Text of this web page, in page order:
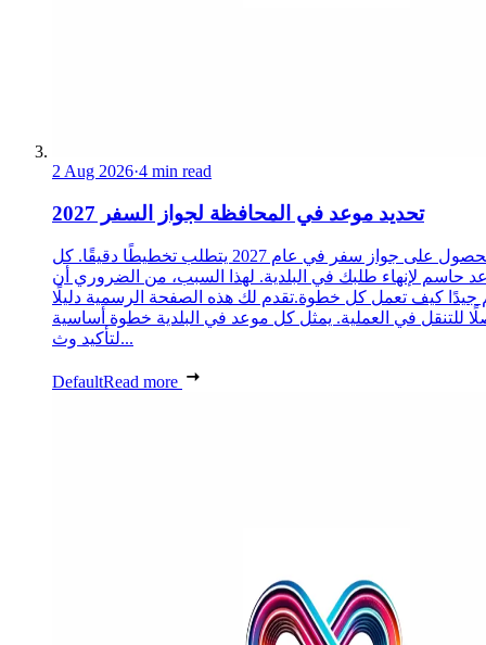
2 Aug 2026·4 min read
تحديد موعد في المحافظة لجواز السفر 2027
الحصول على جواز سفر في عام 2027 يتطلب تخطيطًا دقيقًا. كل
حاسم لإنهاء طلبك في البلدية. لهذا السبب، من الضروري أن
جيدًا كيف تعمل كل خطوة.تقدم لك هذه الصفحة الرسمية دليلًا
للتنقل في العملية. يمثل كل موعد في البلدية خطوة أساسية
لتأكيد وث...
DefaultRead more